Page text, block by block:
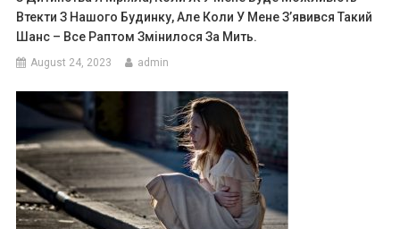
Втекти З Нашого Будинку, Але Коли У Мене З’явився Такий
Шанс – Все Раптом Змінилося За Мить.
August 24, 2023 admin